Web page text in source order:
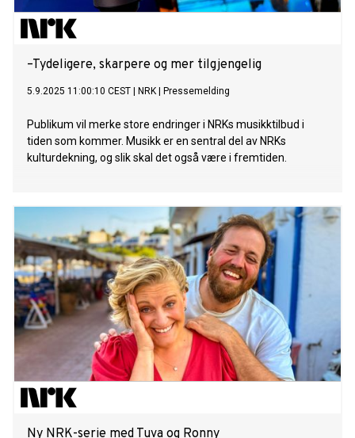
–Tydeligere, skarpere og mer tilgjengelig
5.9.2025 11:00:10 CEST NRK Pressemelding
Publikum vil merke store endringer i NRKs musikktilbud i
tiden som kommer. Musikk er en sentral del av NRKs
kulturdekning, og slik skal det også være i fremtiden.
Ny NRK-serie med Tuva og Ronny